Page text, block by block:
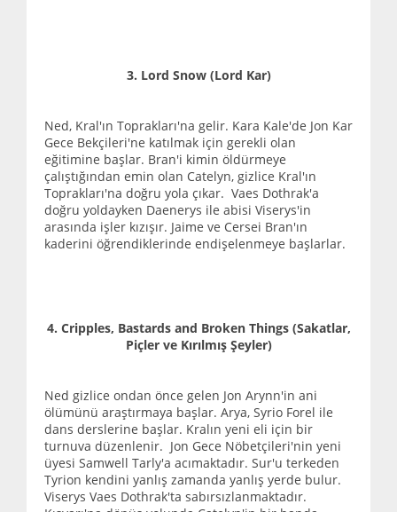
3. Lord Snow (Lord Kar)
Ned, Kral'ın Toprakları'na gelir. Kara Kale'de Jon Kar
Gece Bekçileri'ne katılmak için gerekli olan
eğitimine başlar. Bran'i kimin öldürmeye
çalıştığından emin olan Catelyn, gizlice Kral'ın
Toprakları'na doğru yola çıkar. Vaes Dothrak'a
doğru yoldayken Daenerys ile abisi Viserys'in
arasında işler kızışır. Jaime ve Cersei Bran'ın
kaderini öğrendiklerinde endişelenmeye başlarlar.
4. Cripples, Bastards and Broken Things (Sakatlar,
Piçler ve Kırılmış Şeyler)
Ned gizlice ondan önce gelen Jon Arynn'in ani
ölümünü araştırmaya başlar. Arya, Syrio Forel ile
dans derslerine başlar. Kralın yeni eli için bir
turnuva düzenlenir. Jon Gece Nöbetçileri'nin yeni
üyesi Samwell Tarly'a acımaktadır. Sur'u terkeden
Tyrion kendini yanlış zamanda yanlış yerde bulur.
Viserys Vaes Dothrak'ta sabırsızlanmaktadır.